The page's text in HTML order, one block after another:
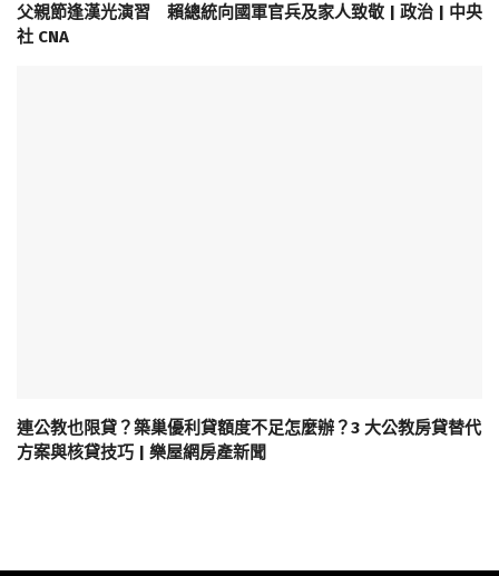
父親節逢漢光演習 賴總統向國軍官兵及家人致敬 | 政治 | 中央
社 CNA
連公教也限貸？築巢優利貸額度不足怎麼辦？3 大公教房貸替代
方案與核貸技巧 | 樂屋網房產新聞